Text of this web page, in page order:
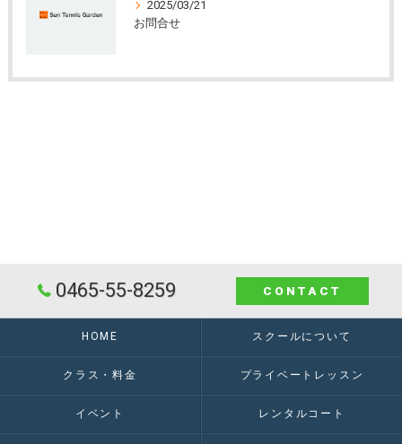
2025/03/21
お問合せ
0465-55-8259 CONTACT
HOME スクールについて
クラス・料金 プライベートレッスン
イベント レンタルコート